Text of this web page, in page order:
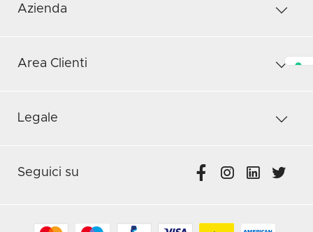
Azienda
Area Clienti
Legale
Seguici su